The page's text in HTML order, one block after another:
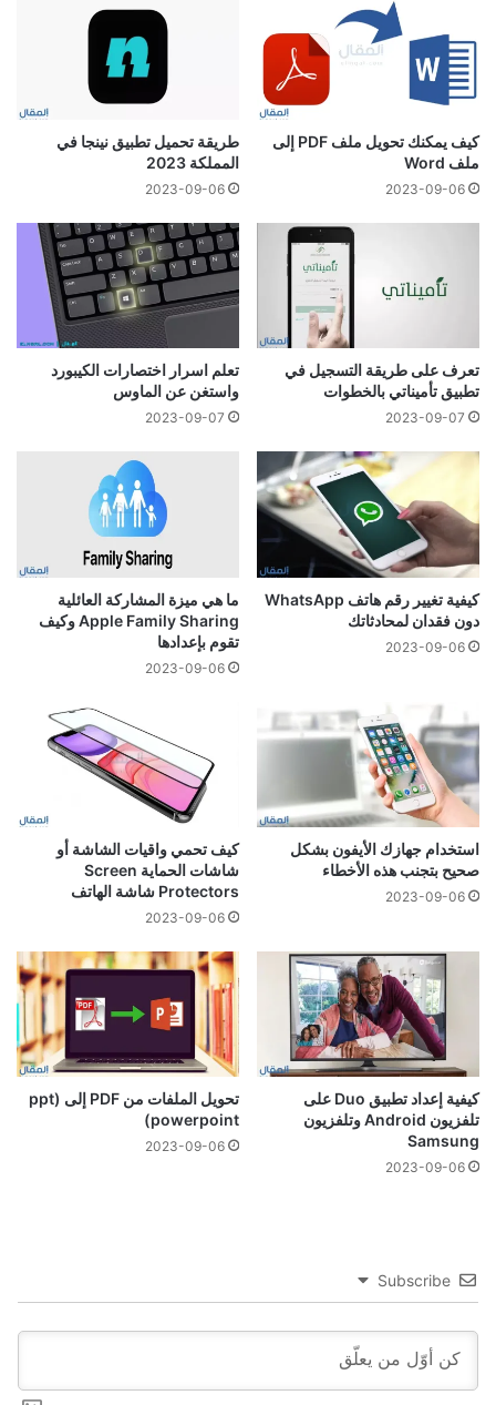
كيف يمكنك تحويل ملف PDF إلى
ملف Word
2023-09-06
طريقة تحميل تطبيق نينجا في
المملكة 2023
2023-09-06
تعرف على طريقة التسجيل في
تطبيق تأميناتي بالخطوات
2023-09-07
تعلم اسرار اختصارات الكيبورد
واستغن عن الماوس
2023-09-07
كيفية تغيير رقم هاتف WhatsApp
دون فقدان لمحادثاتك
2023-09-06
ما هي ميزة المشاركة العائلية
Apple Family Sharing وكيف
تقوم بإعدادها
2023-09-06
استخدام جهازك الأيفون بشكل
صحيح بتجنب هذه الأخطاء
2023-09-06
كيف تحمي واقيات الشاشة أو
شاشات الحماية Screen
Protectors شاشة الهاتف
2023-09-06
كيفية إعداد تطبيق Duo على
تلفزيون Android وتلفزيون
Samsung
2023-09-06
تحويل الملفات من PDF إلى ppt)
powerpoint)
2023-09-06
Subscribe